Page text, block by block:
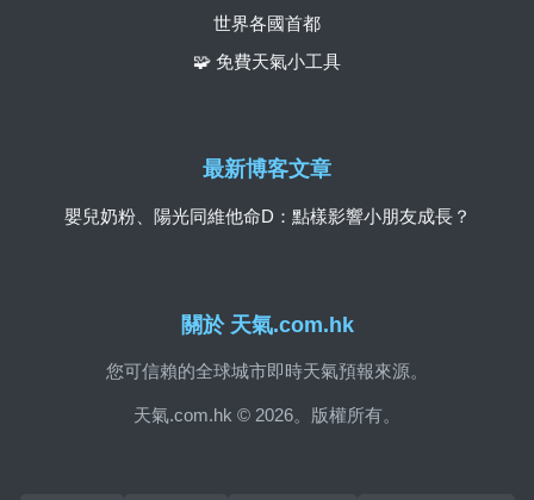
關於 天氣.com.hk
您可信賴的全球城市即時天氣預報來源。
天氣.com.hk © 2026。版權所有。
世界各國首都
🧩 免費天氣小工具
最新博客文章
嬰兒奶粉、陽光同維他命D：點樣影響小朋友成長？